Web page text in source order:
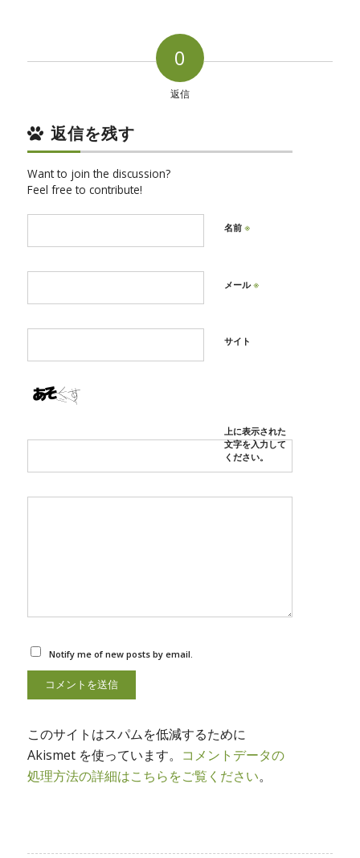
0
返信
返信を残す
Want to join the discussion?
Feel free to contribute!
名前 ※
メール※
サイト
上に表示された
文字を入力して
ください。
Notify me of new posts by email.
このサイトはスパムを低減するために
Akismet を使っています。 コメントデータの
処理方法の詳細はこちらをご覧ください。